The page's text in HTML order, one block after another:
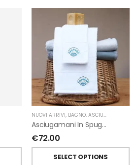
GIARDINO SEGRETO
NUOVI ARRIVI, BAGNO, ASCIUGAMANI
Asciugamani In Spugna Con Ricami Marini Di Giardino Segreto.
€72.00
SELECT OPTIONS